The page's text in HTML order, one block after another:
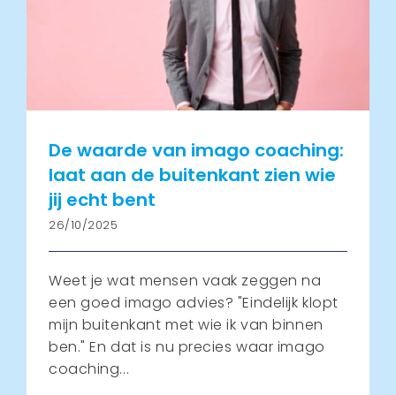
De waarde van imago coaching:
laat aan de buitenkant zien wie
jij echt bent
26/10/2025
Weet je wat mensen vaak zeggen na
een goed imago advies? "Eindelijk klopt
mijn buitenkant met wie ik van binnen
ben." En dat is nu precies waar imago
coaching...